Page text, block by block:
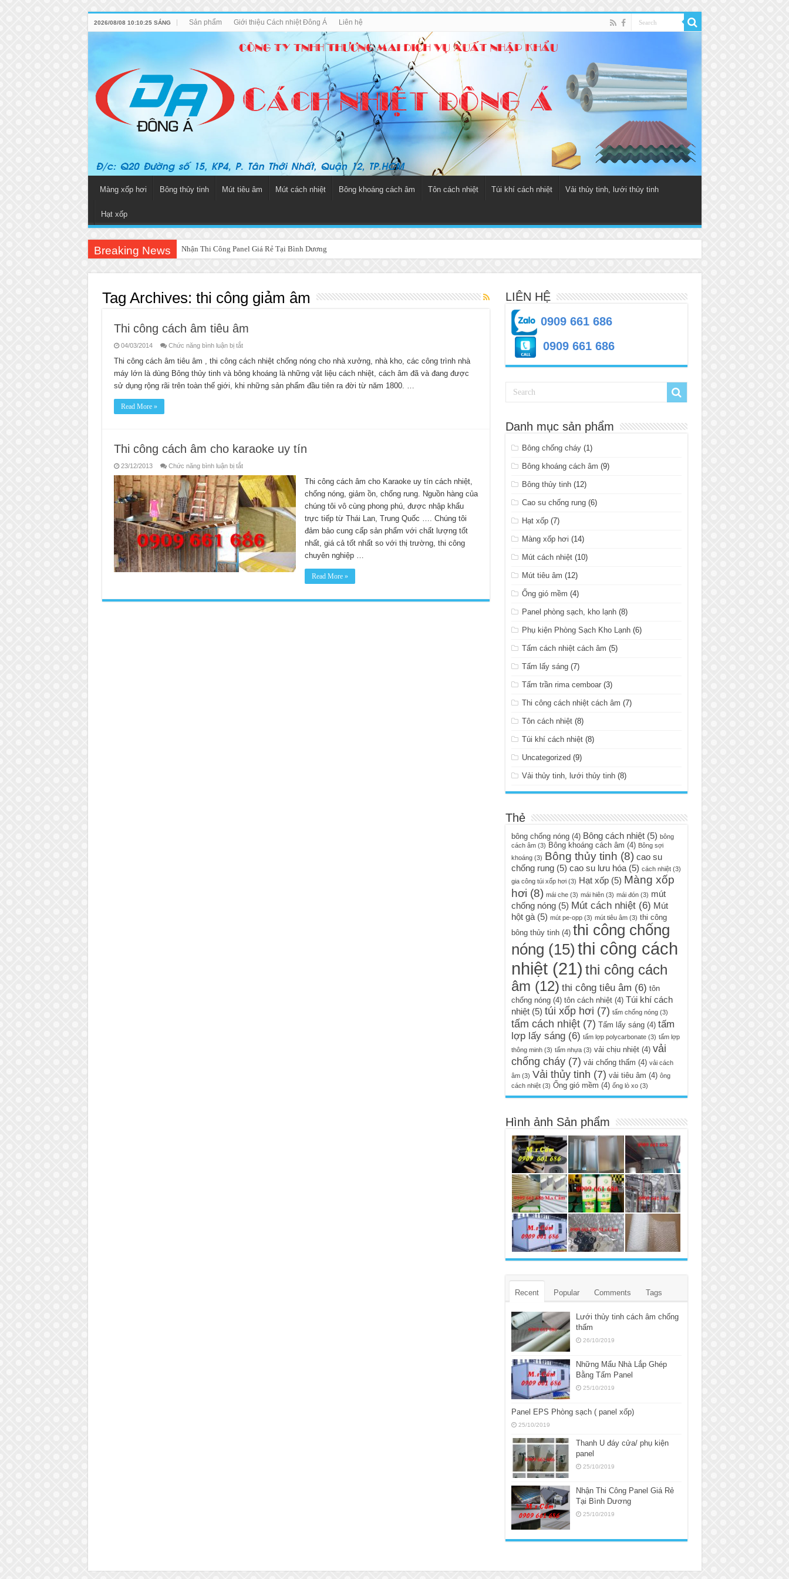
2026/08/08 10:10:25 SÁNG Sản phẩm Giới thiệu Cách nhiệt Đông Á Liên hệ
Màng xốp hơi Bông thủy tinh Mút tiêu âm Mút cách nhiệt Bông khoáng cách âm Tôn cách nhiệt Túi khí cách nhiệt Vải thủy tinh, lưới thủy tinh
Hạt xốp
Breaking News Nhận Thi Công Panel Giá Rẻ Tại Bình Dương
Tag Archives: thi công giảm âm
Thi công cách âm tiêu âm
04/03/2014 Chức năng bình luận bị tắtở
công
cách
âm
tiêu
âm
Thi công cách âm tiêu âm , thi công cách nhiệt chống nóng cho nhà xưởng, nhà kho, các công trình nhà
máy lớn là dùng Bông thủy tinh và bông khoáng là những vật liệu cách nhiệt, cách âm đã và đang được
sử dụng rộng rãi trên toàn thế giới, khi những sản phẩm đầu tiên ra đời từ năm 1800. …
Read More »
Thi công cách âm cho karaoke uy tín
23/12/2013 Chức năng bình luận bị tắtở
công
cách
âm
cho
karaoke
uy
tín
Thi công cách âm cho Karaoke uy tín cách nhiệt,
chống nóng, giảm ồn, chống rung. Nguồn hàng của
chúng tôi vô cùng phong phú, được nhập khẩu
trực tiếp từ Thái Lan, Trung Quốc …. Chúng tôi
đảm bảo cung cấp sản phẩm với chất lượng tốt
nhất, giá cả tốt nhất so với thị trường, thi công
chuyên nghiệp …
Read More »
LIÊN HỆ
0909 661 686
0909 661 686
Danh mục sản phẩm
Bông chống cháy (1)
Bông khoáng cách âm (9)
Bông thủy tinh (12)
Cao su chống rung (6)
Hạt xốp (7)
Màng xốp hơi (14)
Mút cách nhiệt (10)
Mút tiêu âm (12)
Ống gió mềm (4)
Panel phòng sạch, kho lạnh (8)
Phụ kiện Phòng Sạch Kho Lạnh (6)
Tấm cách nhiệt cách âm (5)
Tấm lấy sáng (7)
Tấm trần rima cemboar (3)
Thi công cách nhiệt cách âm (7)
Tôn cách nhiệt (8)
Túi khí cách nhiệt (8)
Uncategorized (9)
Vải thủy tinh, lưới thủy tinh (8)
Thẻ
bông chống nóng(4) Bông cách nhiệt(5) bông
cách âm(3) Bông khoáng cách âm (4) Bông sợi
khoáng(3) Bông thủy tinh (8) cao su
chống rung(5) cao su lưu hóa(5) cách nhiệt(3)
gia công túi xốp hơi(3) Hạt xốp(5) Màng xốp
hơi (8) mái che(3) mái hiên(3) mái đón(3) mút
chống nóng(5) Mút cách nhiệt(6) Mút
hột gà(5) mút pe-opp(3) mút tiêu âm(3) thi công
bông thủy tinh(4) thi công chống
nóng (15) thi công cách
nhiệt(21) thi công cách
âm (12) thi công tiêu âm (6) tôn
chống nóng(4) tôn cách nhiệt(4) Túi khí cách
nhiệt(5) túi xốp hơi (7) tấm chống nóng(3)
tấm cách nhiệt(7) Tấm lấy sáng(4) tấm
lợp lấy sáng(6) tấm lợp polycarbonate(3) tấm lợp
thông minh(3) tấm nhựa(3) vải chịu nhiệt(4) vải
chống cháy(7) vải chống thấm (4) vải cách
âm(3) Vải thủy tinh (7) vải tiêu âm (4) ông
cách nhiệt(3) Ống gió mềm (4) ống lò xo(3)
Hình ảnh Sản phẩm
Recent Popular Comments Tags
Lưới thủy tinh cách âm chống
thấm
26/10/2019
Những Mẩu Nhà Lắp Ghép
Bằng Tấm Panel
25/10/2019
Panel EPS Phòng sạch ( panel xốp)
25/10/2019
Thanh U đáy cửa/ phụ kiện
panel
25/10/2019
Nhận Thi Công Panel Giá Rẻ
Tại Bình Dương
25/10/2019